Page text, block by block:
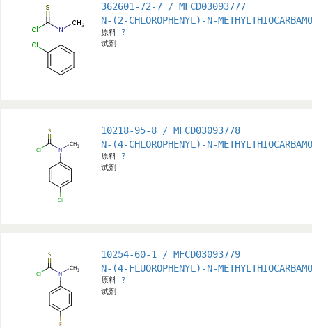
362601-72-7 / MFCD03093777
N-(2-CHLOROPHENYL)-N-
原料 ?
试剂
10218-95-8 / MFCD03093778
N-(4-CHLOROPHENYL)-N-
原料 ?
试剂
10254-60-1 / MFCD03093779
N-(4-FLUOROPHENYL)-N-
原料 ?
试剂